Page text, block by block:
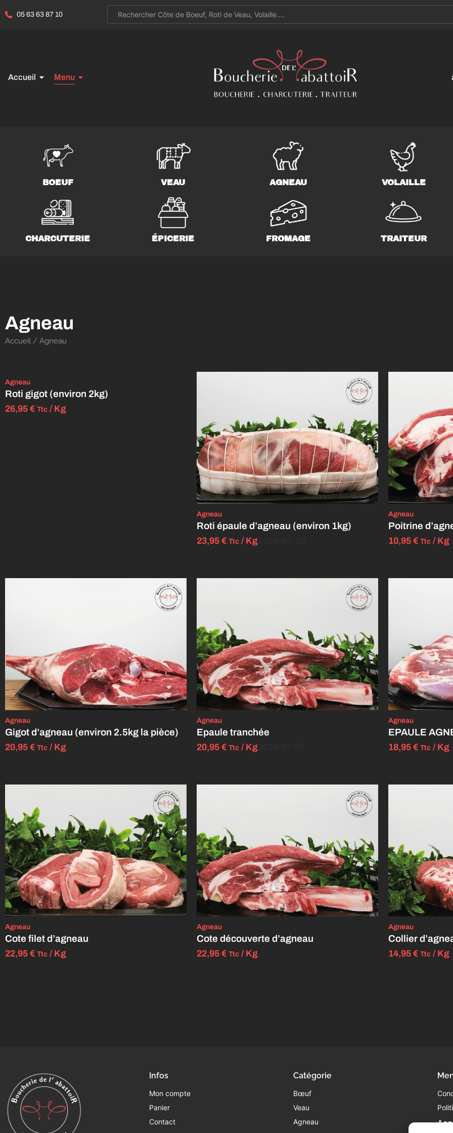
05 63 63 87 10
Accueil Menu
BOEUF VEAU AGNEAU VOLAILLE
CHARCUTERIE ÉPICERIE FROMAGE TRAITEUR
Agneau
Accueil / Agneau
Agneau
Roti gigot (environ 2kg)
26,95 € Ttc / Kg
Agneau
Roti épaule d’agneau (environ 1kg)
23,95 € Ttc / Kg
Agneau
Poitrine
10,95 € Ttc / Kg
Agneau
Gigot d’agneau (environ 2.5kg la pièce)
20,95 € Ttc / Kg
Agneau
Epaule tranchée
20,95 € Ttc / Kg
Agneau
EPAULE
18,95 € Ttc / Kg
Agneau
Cote filet d’agneau
22,95 € Ttc / Kg
Agneau
Cote découverte d’agneau
22,95 € Ttc / Kg
Agneau
Collier
14,95 € Ttc / Kg
Infos
Mon compte
Panier
Contact
Catégorie
Bœuf
Veau
Agneau